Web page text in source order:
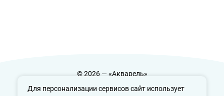
Для персонализации сервисов сайт использует
© 2026 — «Акварель»
Политика конфиденциальности